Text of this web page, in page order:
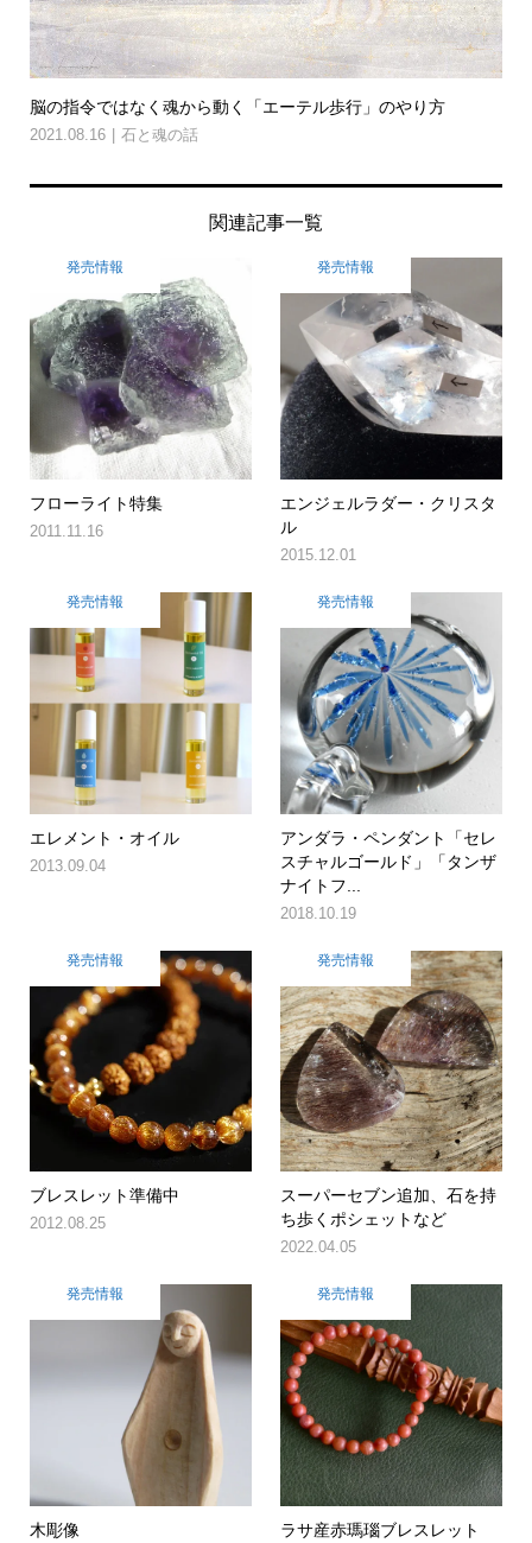
脳の指令ではなく魂から動く「エーテル歩行」のやり方
2021.08.16 石と魂の話
関連記事一覧
発売情報
フローライト特集
2011.11.16
発売情報
エンジェルラダー・クリスタ
ル
2015.12.01
発売情報
エレメント・オイル
2013.09.04
発売情報
アンダラ・ペンダント「セレ
スチャルゴールド」「タンザ
ナイトフ...
2018.10.19
発売情報
ブレスレット準備中
2012.08.25
発売情報
スーパーセブン追加、石を持
ち歩くポシェットなど
2022.04.05
発売情報
木彫像
発売情報
ラサ産赤瑪瑙ブレスレット